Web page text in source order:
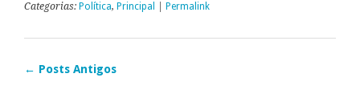
Categorias: Política, Principal Permalink
← Posts Antigos